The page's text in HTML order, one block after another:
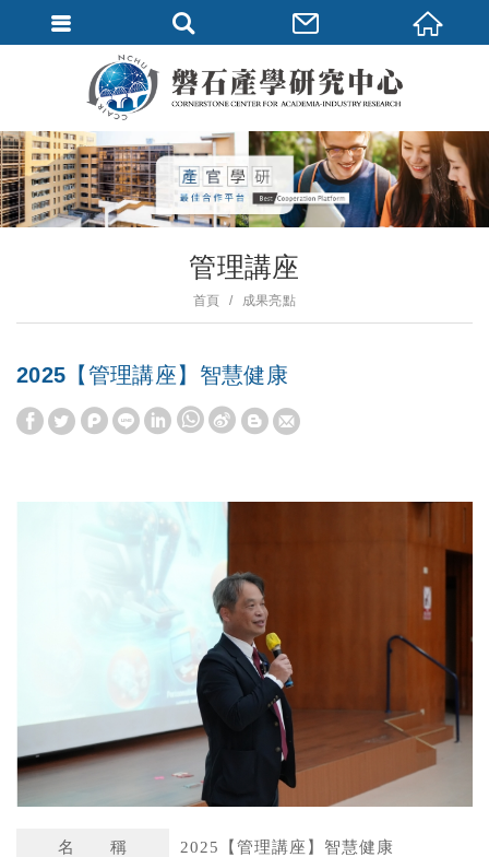
管理講座
首頁 成果亮點
2025【管理講座】智慧健康
t
A
p
p
W
e
i
名 稱 2025【管理講座】智慧健康